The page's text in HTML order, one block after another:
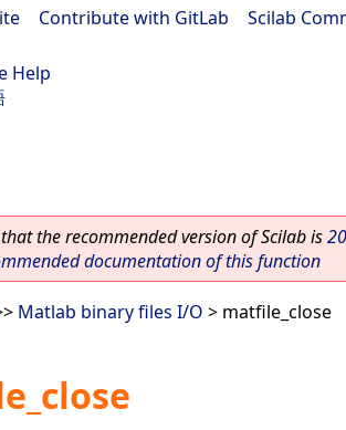
Contribute with GitLab Scilab
Help
the recommended version of Scilab is
documentation of this function
Matlab binary files I/O > matfile_close